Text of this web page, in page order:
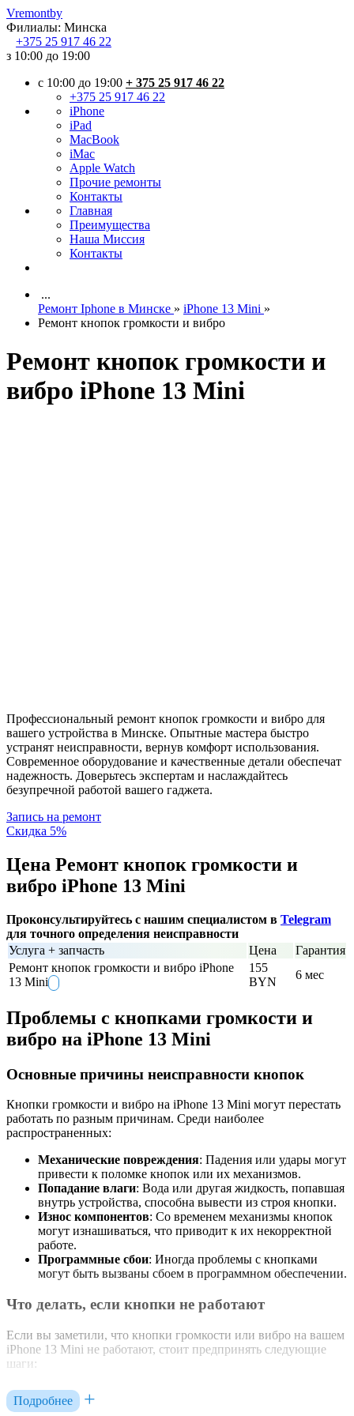
Vremontby
Филиалы: Минска
+375 25 917 46 22
з 10:00 до 19:00
c 10:00 до 19:00 + 375 25 917 46 22
+375 25 917 46 22
iPhone
iPad
MacBook
iMac
Apple Watch
Прочие ремонты
Контакты
Главная
Преимущества
Наша Миссия
Контакты
...
Ремонт Iphone в Минске » iPhone 13 Mini »
Ремонт кнопок громкости и вибро
Ремонт кнопок громкости и
вибро iPhone 13 Mini
Профессиональный ремонт кнопок громкости и вибро для
вашего устройства в Минске. Опытные мастера быстро
устранят неисправности, вернув комфорт использования.
Современное оборудование и качественные детали обеспечат
надежность. Доверьтесь экспертам и наслаждайтесь
безупречной работой вашего гаджета.
Запись на ремонт
Скидка 5%
Цена Ремонт кнопок громкости и
вибро iPhone 13 Mini
Проконсультируйтесь с нашим специалистом в Telegram
для точного определения неисправности
Услуга + запчасть
Цена
Гарантия
Ремонт кнопок громкости и вибро iPhone
13 Mini
155
BYN
6 мес
Проблемы с кнопками громкости и
вибро на iPhone 13 Mini
Основные причины неисправности кнопок
Кнопки громкости и вибро на iPhone 13 Mini могут перестать
работать по разным причинам. Среди наиболее
распространенных:
Механические повреждения: Падения или удары могут
привести к поломке кнопок или их механизмов.
Попадание влаги: Вода или другая жидкость, попавшая
внутрь устройства, способна вывести из строя кнопки.
Износ компонентов: Со временем механизмы кнопок
могут изнашиваться, что приводит к их некорректной
работе.
Программные сбои: Иногда проблемы с кнопками
могут быть вызваны сбоем в программном обеспечении.
Что делать, если кнопки не работают
Если вы заметили, что кнопки громкости или вибро на вашем
iPhone 13 Mini не работают, стоит предпринять следующие
шаги:
Перезагрузка устройства
проблема вызвана временным сбоем в системе.
Подробнее